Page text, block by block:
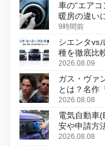
車の“エア
暖房の違い
9時間前
シエンタvs
種を徹底比
2026.08.09
ガス・ヴァ
とは？名作
初のデジタ
2026.08.08
電気自動車
安や申請方
2026.08.08